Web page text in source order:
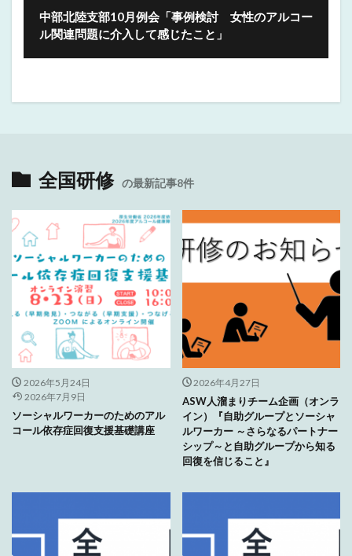
中部北陸支部10月例会「事例検討 女性のアルコー
ル関連問題に介入して感じたこと」
全国研修 の最新記事8件
2026年5月24日
2026年7月9日
ソーシャルワーカーのためのアル
コール依存症回復支援基礎講座
2026年4月27日
ASW人溜まりチーム企画（オンラ
イン）『自助グループとソーシャ
ルワーカー ～さらなるパートナー
シップ～と自助グループから知る
回復を信じること』